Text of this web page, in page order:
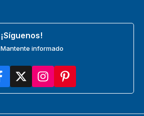
¡Síguenos!
Mantente informado